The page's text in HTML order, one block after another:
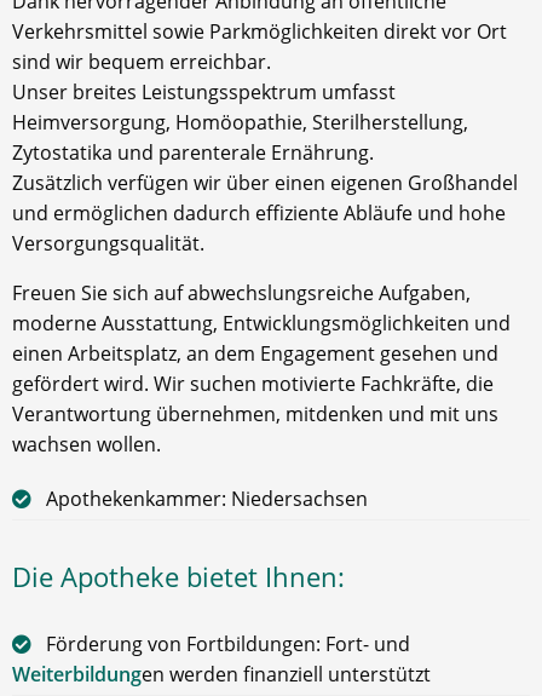
Verkehrsmittel sowie Parkmöglichkeiten direkt vor Ort
sind wir bequem erreichbar.
Unser breites Leistungsspektrum umfasst
Heimversorgung, Homöopathie, Sterilherstellung,
Zytostatika und parenterale Ernährung.
Zusätzlich verfügen wir über einen eigenen Großhandel
und ermöglichen dadurch effiziente Abläufe und hohe
Versorgungsqualität.
Freuen Sie sich auf abwechslungsreiche Aufgaben,
moderne Ausstattung, Entwicklungsmöglichkeiten und
einen Arbeitsplatz, an dem Engagement gesehen und
gefördert wird. Wir suchen motivierte Fachkräfte, die
Verantwortung übernehmen, mitdenken und mit uns
wachsen wollen.
Apothekenkammer: Niedersachsen
Die Apotheke bietet Ihnen:
Förderung von Fortbildungen: Fort- und
Weiterbildungen werden finanziell unterstützt